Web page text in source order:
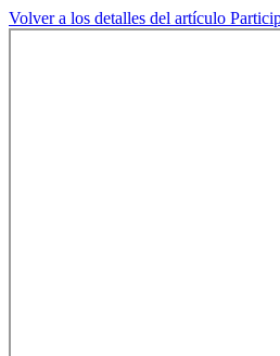
Volver a los detalles del artículo